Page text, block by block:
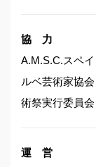
協 力
A.M.S.C.スペ
ルベ芸術家協
術祭実行委員会
運 営